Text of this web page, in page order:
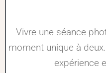
Vivre une séance
moment unique à
expérience